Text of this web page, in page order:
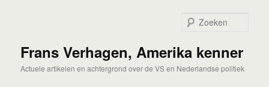
inhoudFrans Verhagen, Amerika kenner
Actuele artikelen en achtergrond over de VS en Nederlandse politiek